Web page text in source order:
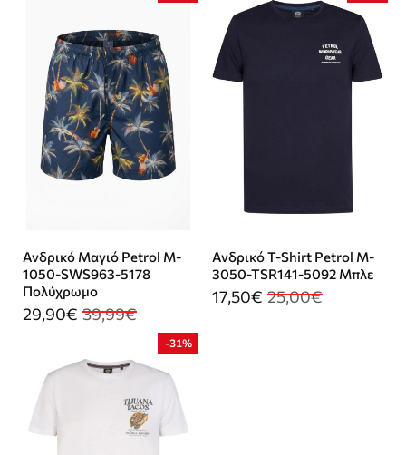
Ανδρικό Μαγιό Petrol M-
1050-SWS963-5178
Πολύχρωμο
29,90€ 39,99€
Ανδρικό T-Shirt Petrol M-
3050-TSR141-5092 Μπλε
17,50€ 25,00€
-31%